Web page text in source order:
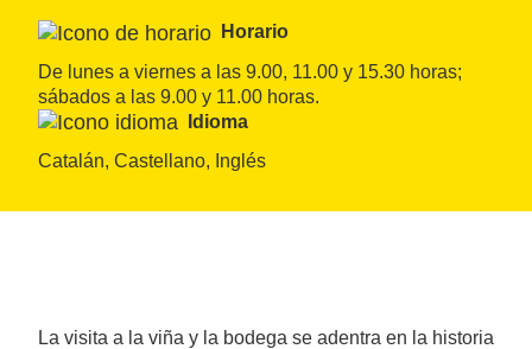
Horario
De lunes a viernes a las 9.00, 11.00 y 15.30 horas;
sábados a las 9.00 y 11.00 horas.
Idioma
Catalán, Castellano, Inglés
La visita a la viña y la bodega se adentra en la historia